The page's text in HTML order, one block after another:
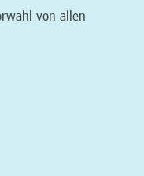
von allen